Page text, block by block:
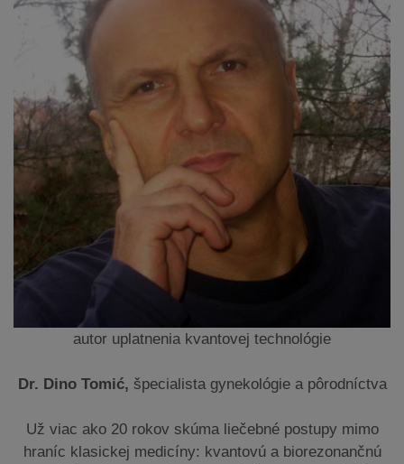
autor uplatnenia kvantovej technológie
Dr. Dino Tomić, špecialista gynekológie a pôrodníctva
Už viac ako 20 rokov skúma liečebné postupy mimo
hraníc klasickej medicíny: kvantovú a biorezonančnú